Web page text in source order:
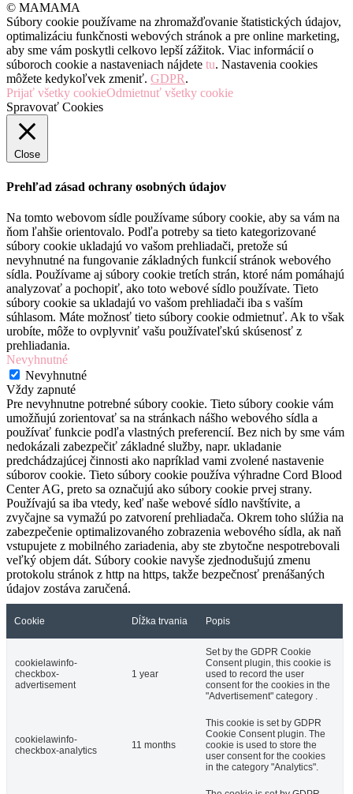
© MAMAMA
Súbory cookie používame na zhromažďovanie štatistických údajov,
optimalizáciu funkčnosti webových stránok a pre online marketing,
aby sme vám poskytli celkovo lepší zážitok. Viac informácií o
súboroch cookie a nastaveniach nájdete tu. Nastavenia cookies
môžete kedykoľvek zmeniť. GDPR.
Prijať všetky cookieOdmietnuť všetky cookie
Spravovať Cookies
Close
Prehľad zásad ochrany osobných údajov
Na tomto webovom sídle používame súbory cookie, aby sa vám na
ňom ľahšie orientovalo. Podľa potreby sa tieto kategorizované
súbory cookie ukladajú vo vašom prehliadači, pretože sú
nevyhnutné na fungovanie základných funkcií stránok webového
sídla. Používame aj súbory cookie tretích strán, ktoré nám pomáhajú
analyzovať a pochopiť, ako toto webové sídlo používate. Tieto
súbory cookie sa ukladajú vo vašom prehliadači iba s vaším
súhlasom. Máte možnosť tieto súbory cookie odmietnuť. Ak to však
urobíte, môže to ovplyvniť vašu používateľskú skúsenosť z
prehliadania.
Nevyhnutné
Nevyhnutné
Vždy zapnuté
Pre nevyhnutne potrebné súbory cookie. Tieto súbory cookie vám
umožňujú zorientovať sa na stránkach nášho webového sídla a
používať funkcie podľa vlastných preferencií. Bez nich by sme vám
nedokázali zabezpečiť základné služby, napr. ukladanie
predchádzajúcej činnosti ako napríklad vami zvolené nastavenie
súborov cookie. Tieto súbory cookie používa výhradne Cord Blood
Center AG, preto sa označujú ako súbory cookie prvej strany.
Používajú sa iba vtedy, keď naše webové sídlo navštívite, a
zvyčajne sa vymažú po zatvorení prehliadača. Okrem toho slúžia na
zabezpečenie optimalizovaného zobrazenia webového sídla, ak naň
vstupujete z mobilného zariadenia, aby ste zbytočne nespotrebovali
veľký objem dát. Súbory cookie navyše zjednodušujú zmenu
protokolu stránok z http na https, takže bezpečnosť prenášaných
údajov zostáva zaručená.
Cookie Dĺžka trvania Popis
cookielawinfo-
checkbox-
advertisement
1 year
Set by the GDPR Cookie
Consent plugin, this cookie is
used to record the user
consent for the cookies in the
"Advertisement" category .
cookielawinfo-
checkbox-analytics
11 months
This cookie is set by GDPR
Cookie Consent plugin. The
cookie is used to store the
user consent for the cookies
in the category "Analytics".